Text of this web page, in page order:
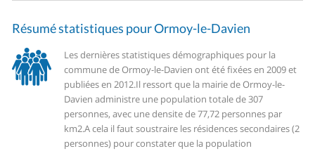
Résumé statistiques pour Ormoy-le-Davien
Les dernières statistiques démographiques pour la
commune de Ormoy-le-Davien ont été fixées en 2009 et
publiées en 2012.Il ressort que la mairie de Ormoy-le-
Davien administre une population totale de 307
personnes, avec une densite de 77,72 personnes par
km2.A cela il faut soustraire les résidences secondaires (2
personnes) pour constater que la population